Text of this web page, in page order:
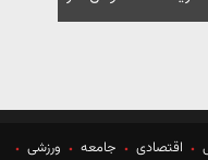
اقتصادی جامعه
ورزشی